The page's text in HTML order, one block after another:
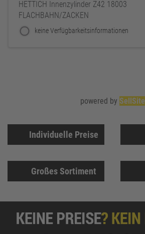
HETTICH Innenzylinder Z42 18003
FLACHBAHN/ZACKEN
keine Verfügbarkeitsinformationen
Individuelle Preise
Großes Sortiment
powered by SellSite